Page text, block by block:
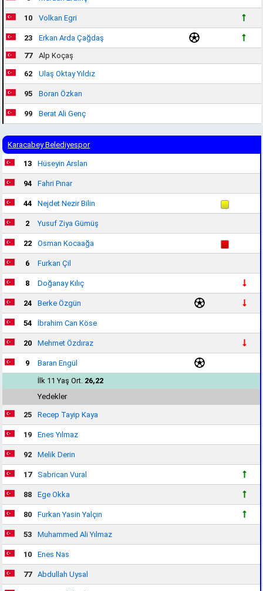
10 Volkan Egri
23
Erkan Arda Çağdaş
77
Alp Koçaş
62 Ulaş Oktay Yıldız
95 Boran Özkan
99 Berat Ali Genç
Karacabey Belediyespor
13 Hüseyin Arslan
94 Fahri Pınar
44 Nejdet Nezir Bilin
2 Yusuf Ziya Gümüş
22 Osman Kocaağa
6 Furkan Çil
8 Doğanay Kılıç
24 Berke Özgün
54 İbrahim Can Köse
20 Mehmet Özdıraz
9
Baran Engül
İlk 11 Yaş Ort. 26,22
Yedekler
25 Recep Tayip Kaya
19 Enes Yılmaz
92 Melik Derin
17 Sabrican Vural
88 Ege Okka
80 Furkan Yasin Yalçın
53 Muhammed Ali Yılmaz
10 Enes Nas
77 Abdullah Uysal